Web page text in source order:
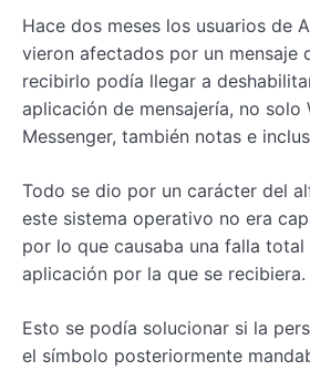
Hace dos meses los usuarios de
vieron afectados por un mensaje
recibirlo podía llegar a
aplicación de mensajería, no solo
Messenger, también notas e
Todo se dio por un carácter del
este sistema operativo no era
por lo que causaba una falla total
aplicación por la que se recibiera.
Esto se podía solucionar si la
el símbolo posteriormente